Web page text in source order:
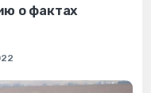
о фактах